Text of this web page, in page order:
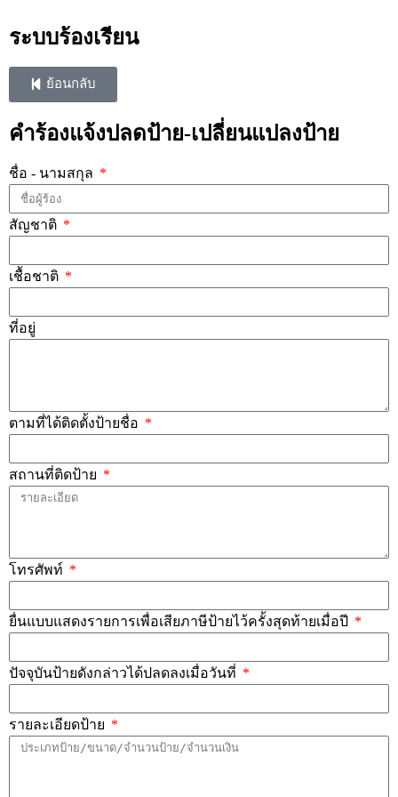
ระบบร้องเรียน
ย้อนกลับ
คำร้องแจ้งปลดป้าย-เปลี่ยนแปลงป้าย
ชื่อ - นามสกุล
สัญชาติ
เชื้อชาติ
ที่อยู่
ตามที่ได้ติดตั้งป้ายชื่อ
สถานที่ติดป้าย
โทรศัพท์
ยื่นแบบแสดงรายการเพื่อเสียภาษีป้ายไว้ครั้งสุดท้ายเมื่อปี
ปัจจุบันป้ายดังกล่าวได้ปลดลงเมื่อวันที่
รายละเอียดป้าย